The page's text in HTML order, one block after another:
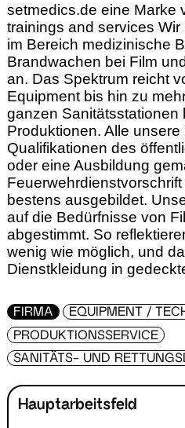
setmedics.de eine Marke
trainings and services
im Bereich medizinische
Brandwachen bei Film
an. Das Spektrum reicht
Equipment bis hin zu
ganzen Sanitätsstationen
Produktionen. Alle
Qualifikationen des
oder eine Ausbildung
bestens ausgebildet.
auf die Bedürfnisse von
abgestimmt. So
wenig wie möglich, und
Dienstkleidung in
FIRMA
EQUIPMENT /
PRODUKTIONSSERVICE
SANITÄTS- UND
Hauptarbeitsfeld